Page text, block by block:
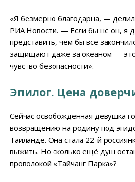
«Я безмерно благодарна, —
РИА Новости. — Если бы не он, я
представить, чем бы всё
защищают даже за океаном —
чувство безопасности».
Эпилог. Цена
Сейчас освобождённая девушка
возвращению на родину под
Таиланде. Она стала 22-й
выжить. Но сколько ещё душ
проволокой «Тайчанг Парка»?